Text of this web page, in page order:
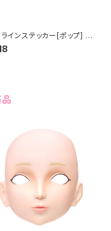
インステッカー[ポップ] E
sticker POP